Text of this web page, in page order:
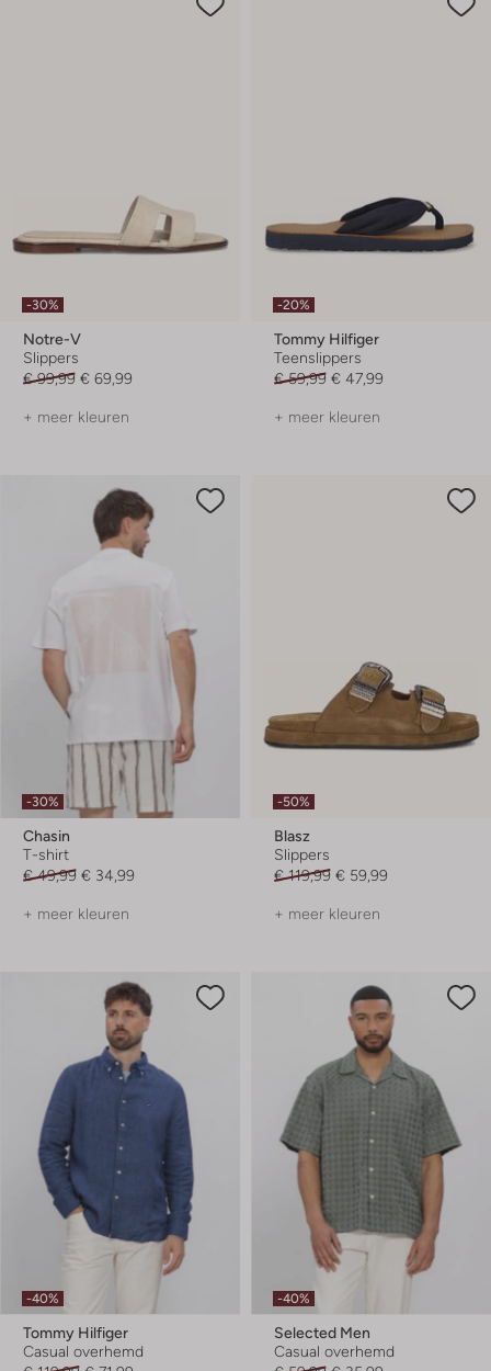
-30%
Notre-V
Slippers
€ 99,99 € 69,99
+ meer kleuren
-20%
Tommy Hilfiger
Teenslippers
€ 59,99 € 47,99
+ meer kleuren
-30%
Chasin
T-shirt
€ 49,99 € 34,99
+ meer kleuren
-50%
Blasz
Slippers
€ 119,99 € 59,99
+ meer kleuren
-40%
Tommy Hilfiger
Casual overhemd
-40%
Selected Men
Casual overhemd